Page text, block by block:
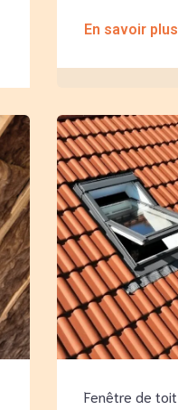
En savoir plus
Fenêtre de toit